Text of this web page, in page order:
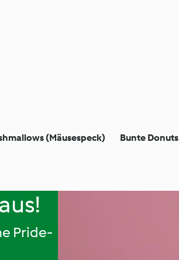
(Mäusespeck) Bunte Donuts
Pride-